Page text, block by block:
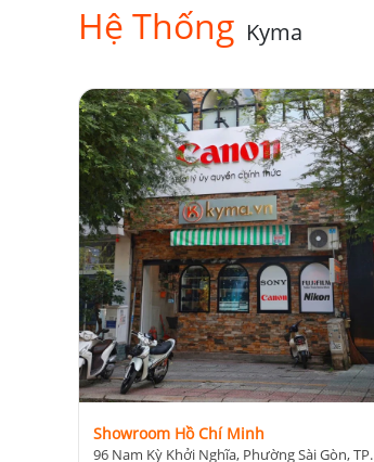
Hệ Thống Kyma
Showroom Hồ Chí Minh
96 Nam Kỳ Khởi Nghĩa, Phường Sài Gòn, TP.